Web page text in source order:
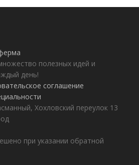
полезных идей и
день!
соглашение
Хохловский переулок 13
при указании обратной